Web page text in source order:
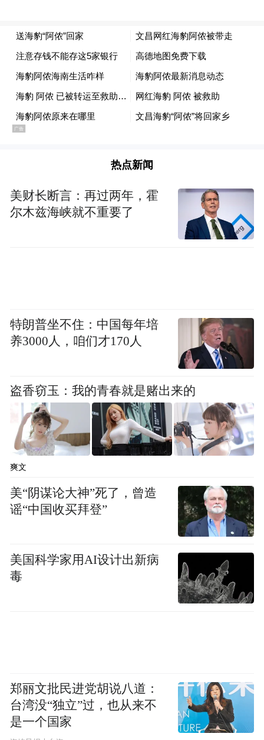
热点新闻
美财长断言：再过两年，霍
尔木兹海峡就不重要了
特朗普坐不住：中国每年培
养3000人，咱们才170人
盗香窃玉：我的青春就是赌出来的
爽文
美“阴谋论大神”死了，曾造
谣“中国收买拜登”
美国科学家用AI设计出新病
毒
郑丽文批民进党胡说八道：
台湾没“独立”过，也从来不
是一个国家